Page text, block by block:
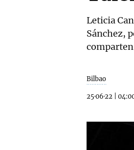
Leticia
Sánchez,
Bilbao
25·06·22